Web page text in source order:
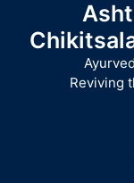
content
Reviving